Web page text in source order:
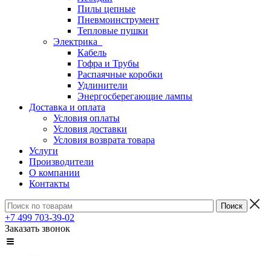
Пилы цепные
Пневмоинструмент
Тепловые пушки
Электрика
Кабель
Гофра и Трубы
Распаячные коробки
Удлинители
Энергосберегающие лампы
Доставка и оплата
Условия оплаты
Условия доставки
Условия возврата товара
Услуги
Производители
О компании
Контакты
+7 499 703-39-02
Заказать звонок